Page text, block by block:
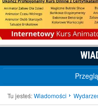
Tu jesteś:Wiadomości